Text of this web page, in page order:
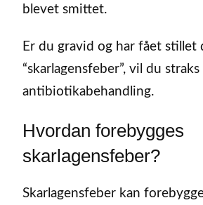
blevet smittet.
Er du gravid og har fået stillet
“skarlagensfeber”, vil du
antibiotikabehandling.
Hvordan forebygges
skarlagensfeber?
Skarlagensfeber kan